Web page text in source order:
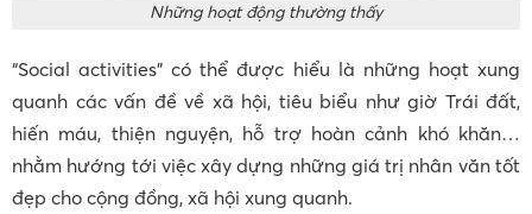
Những hoạt động thường thấy
“Social activities” có thể được hiểu là những hoạt xung
quanh các vấn đề về xã hội, tiêu biểu như giờ Trái đất,
hiến máu, thiện nguyện, hỗ trợ hoàn cảnh khó khăn…
nhằm hướng tới việc xây dựng những giá trị nhân văn tốt
đẹp cho cộng đồng, xã hội xung quanh.